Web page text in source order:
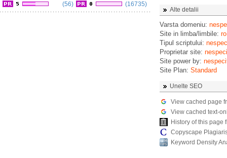
(56)
(16735)
Alte detalii
Varsta domeniu:
Site in limba/limbile: ro
Tipul scriptului:
Proprietar site:
Site power by:
Site Plan: Standard
Unelte SEO
View cached page
View cached text-
History of this page
Copyscape
Keyword Density